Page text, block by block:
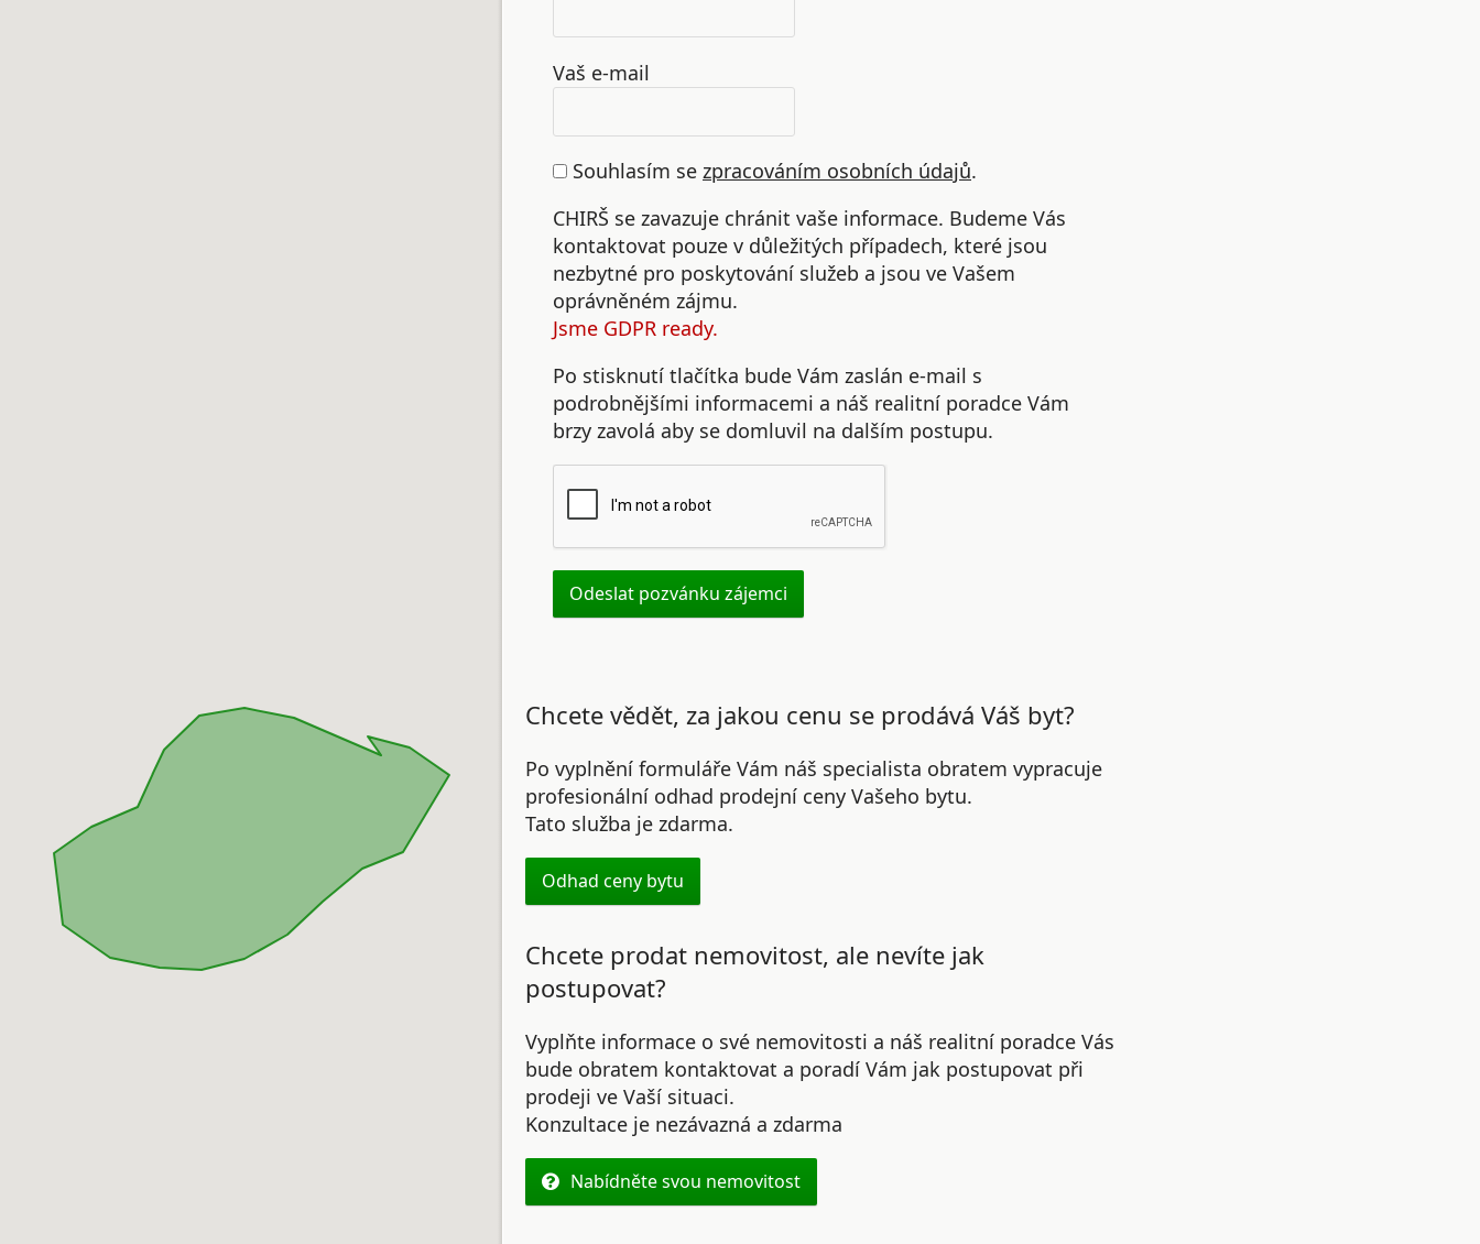
Vaš e-mail
Souhlasím se zpracováním osobních údajů.
CHIRŠ se zavazuje chránit vaše informace. Budeme Vás
kontaktovat pouze v důležitých případech, které jsou
nezbytné pro poskytování služeb a jsou ve Vašem
oprávněném zájmu.
Jsme GDPR ready.
Po stisknutí tlačítka bude Vám zaslán e-mail s
podrobnějšími informacemi a náš realitní poradce Vám
brzy zavolá aby se domluvil na dalším postupu.
Chcete vědět, za jakou cenu se prodává Váš byt?
Po vyplnění formuláře Vám náš specialista obratem vypracuje
profesionální odhad prodejní ceny Vašeho bytu.
Tato služba je zdarma.
Odhad ceny bytu
Chcete prodat nemovitost, ale nevíte jak
postupovat?
Vyplňte informace o své nemovitosti a náš realitní poradce Vás
bude obratem kontaktovat a poradí Vám jak postupovat při
prodeji ve Vaší situaci.
Konzultace je nezávazná a zdarma
Nabídněte svou nemovitost